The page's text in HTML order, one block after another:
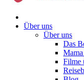
Über uns
Über uns
Das
Filme